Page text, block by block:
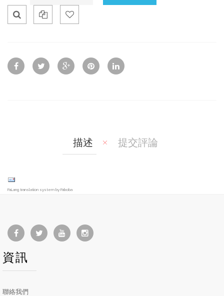
Vie
w
To
Wis
To
Co
描述 提交評論
FaLang translation system by Faboba
資訊
聯絡我們